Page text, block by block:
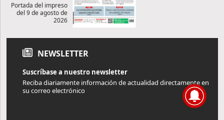
Portada del impreso
del 9 de agosto de
2026
NEWSLETTER
Suscríbase a nuestro newsletter
Reciba diariamente información de actualidad directamente en
su correo electrónico